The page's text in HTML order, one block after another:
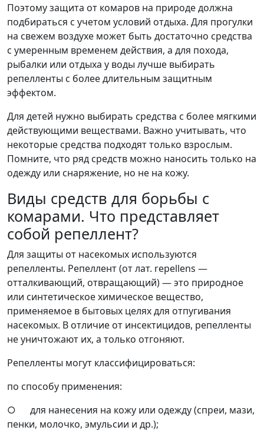
Поэтому защита от комаров на природе должна
подбираться с учетом условий отдыха. Для прогулки
на свежем воздухе может быть достаточно средства
с умеренным временем действия, а для похода,
рыбалки или отдыха у воды лучше выбирать
репелленты с более длительным защитным
эффектом.
Для детей нужно выбирать средства с более мягкими
действующими веществами. Важно учитывать, что
некоторые средства подходят только взрослым.
Помните, что ряд средств можно наносить только на
одежду или снаряжение, но не на кожу.
Виды средств для борьбы с
комарами. Что представляет
собой репеллент?
Для защиты от насекомых используются
репелленты. Репеллент (от лат. repellens —
отталкивающий, отвращающий) — это природное
или синтетическое химическое вещество,
применяемое в бытовых целях для отпугивания
насекомых. В отличие от инсектицидов, репелленты
не уничтожают их, а только отгоняют.
Репелленты могут классифицироваться:
по способу применения:
○ для нанесения на кожу или одежду (спреи, мази,
пенки, молочко, эмульсии и др.);